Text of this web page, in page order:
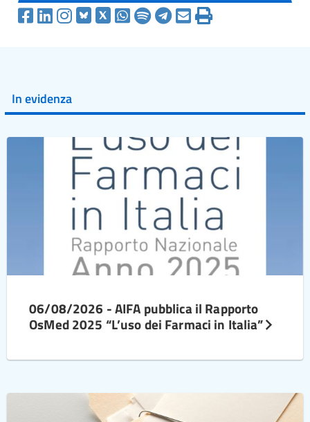
In evidenza
06/08/2026 - AIFA pubblica il Rapporto
OsMed 2025 “L’uso dei Farmaci in Italia”